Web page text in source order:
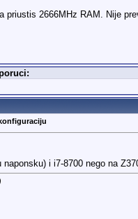
priustis 2666MHz RAM. Nije
i i7-8700 nego na